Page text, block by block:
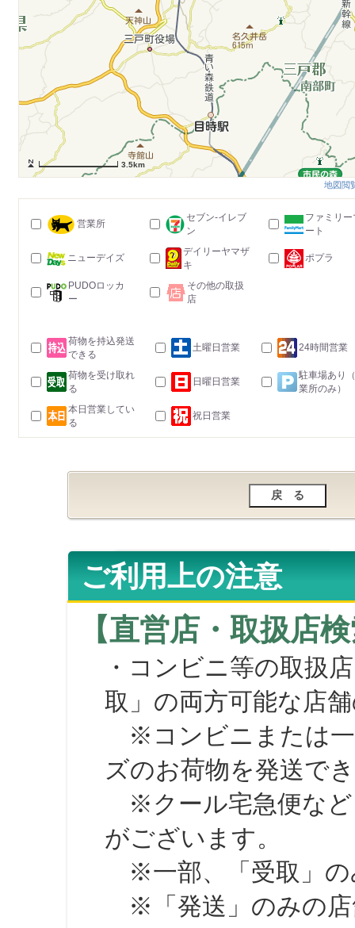
3.5km
地図閲
営業所
セブン-イレブ
ン
ファミリー
ート
ニューデイズ
デイリーヤマザ
キ
ポプラ
PUDOロッカ
ー
その他の取扱
店
荷物を持込発送
できる
土曜日営業 24時間営業
荷物を受け取れ
る
日曜日営業
駐車場あり
業所のみ）
本日営業してい
る
祝日営業
ご利用上の注意
【直営店・取扱店
・コンビニ等の取扱
取」の両方可能な店
※コンビニまたは一
ズのお荷物を発送で
※クール宅急便など
がございます。
※一部、「受取」の
※「発送」のみの店